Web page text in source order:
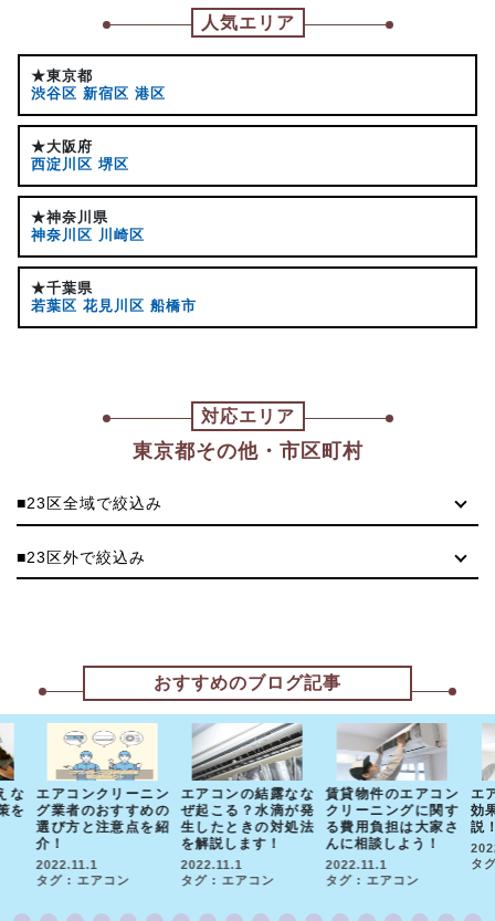
人気エリア
★東京都
渋谷区 新宿区 港区
★大阪府
西淀川区 堺区
★神奈川県
神奈川区 川崎区
★千葉県
若葉区 花見川区 船橋市
対応エリア
東京都その他・市区町村
■23区全域で絞込み
■23区外で絞込み
おすすめのブログ記事
な
を
エアコンクリーニン
グ業者のおすすめの
選び方と注意点を紹
介！
2022.11.1
タグ : エアコン
エアコンの結露なな
ぜ起こる？水滴が発
生したときの対処法
を解説します！
2022.11.1
タグ : エアコン
賃貸物件のエアコン
クリーニングに関す
る費用負担は大家さ
んに相談しよう！
2022.11.1
タグ : エアコン
エ
効
説
タ